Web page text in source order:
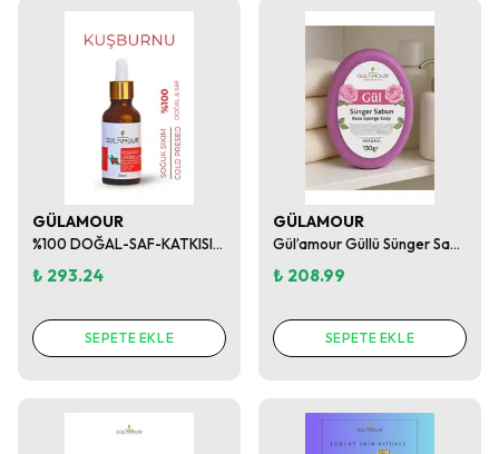
GÜLAMOUR
%100 DOĞAL-SAF-KATKISIZ KUŞBURNU ÇEKİRDEĞİ YAĞI 30ML
₺ 293.24
SEPETE EKLE
GÜLAMOUR
Gül’amour Güllü Sünger Sabun – Gül Özlü Köpüren Banyo Sabunu
₺ 208.99
SEPETE EKLE